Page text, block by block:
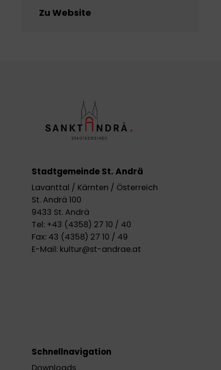
Zu Website
Stadtgemeinde St. Andrä
Lavanttal / Kärnten / Österreich
St. Andrä 100
9433 St. Andrä
Tel: +43 (4358) 27 10 / 40
Fax: 43 (4358) 27 10 / 49
E-Mail: kultur@st-andrae.at
Schnellnavigation